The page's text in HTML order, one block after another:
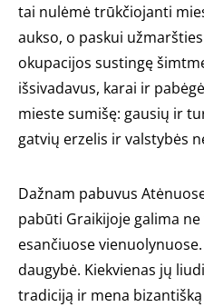
tai nulėmė trūkčiojanti
aukso, o paskui
okupacijos sustingę
išsivadavus, karai ir
mieste sumišę: gausių ir
gatvių erzelis ir valstybės
Dažnam pabuvus
pabūti Graikijoje galima
esančiuose
daugybė. Kiekvienas jų
tradiciją ir mena